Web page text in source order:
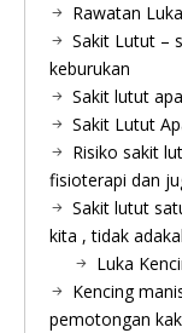
Rawatan
Sakit Lutut –
keburukan
Sakit lutut
Sakit Lutut
Risiko sakit
fisioterapi dan
Sakit lutut
kita , tidak
Luka
Kencing
pemotongan